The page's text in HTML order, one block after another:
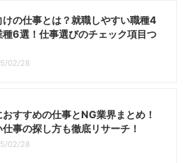
けの仕事とは？就職しやすい職種4
種6選！仕事選びのチェック項目つ
02/28
すすめの仕事とNG業界まとめ！
事の探し方も徹底リサーチ！
02/28